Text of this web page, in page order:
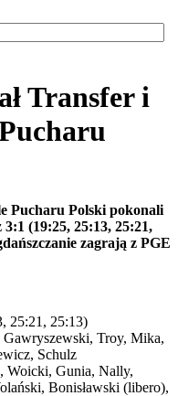
Transfer i
Pucharu Polski pokonali
(19:25, 25:13, 25:21,
zagrają z PGE
25:21, 25:13)
Troy, Mika,
Schulz
Woicki, Gunia, Nally,
Bonisławski (libero),